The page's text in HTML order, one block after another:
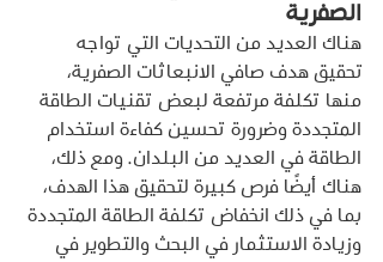
الصفرية
هناك العديد من التحديات التي تواجه
تحقيق هدف صافي الانبعاثات الصفرية،
منها تكلفة مرتفعة لبعض تقنيات الطاقة
المتجددة وضرورة تحسين كفاءة استخدام
الطاقة في العديد من البلدان. ومع ذلك،
هناك أيضًا فرص كبيرة لتحقيق هذا الهدف،
بما في ذلك انخفاض تكلفة الطاقة المتجددة
وزيادة الاستثمار في البحث والتطوير في